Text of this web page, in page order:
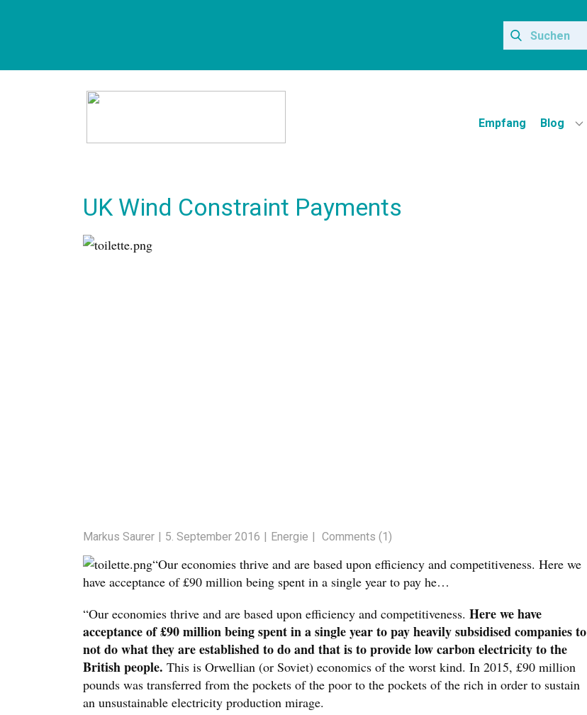
Empfang Blog
UK Wind Constraint Payments
Markus Saurer 5. September 2016 Energie Comments (1)
“Our economies thrive and are based upon efficiency and competitiveness. Here we
have acceptance of £90 million being spent in a single year to pay he…
“Our economies thrive and are based upon efficiency and competitiveness. Here we have
acceptance of £90 million being spent in a single year to pay heavily subsidised companies to
not do what they are established to do and that is to provide low carbon electricity to the
British people. This is Orwellian (or Soviet) economics of the worst kind. In 2015, £90 million
pounds was transferred from the pockets of the poor to the pockets of the rich in order to sustain
an unsustainable electricity production mirage.